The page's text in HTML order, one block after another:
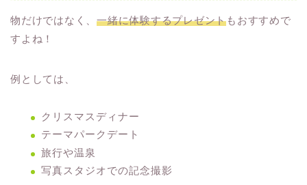
物だけではなく、一緒に体験するプレゼントもおすすめで
すよね！
例としては、
クリスマスディナー
テーマパークデート
旅行や温泉
写真スタジオでの記念撮影